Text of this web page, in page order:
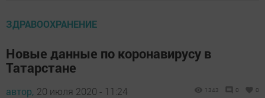
ЗДРАВООХРАНЕНИЕ
Новые данные по коронавирусу в
Татарстане
автор, 20 июля 2020 - 11:24 1343 0 0